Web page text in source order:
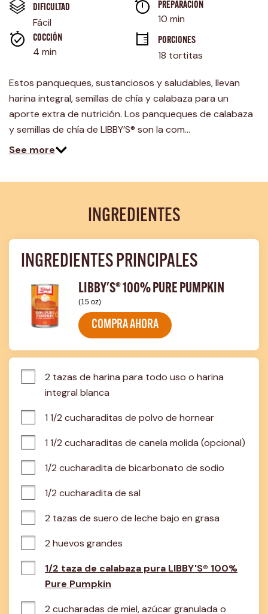
en
la
misma
página.
DIFICULTAD
Fácil
PREPARACIÓN
10 min
COCCIÓN
4 min
PORCIONES
18 tortitas
Estos panqueques, sustanciosos y saludables, llevan
harina integral, semillas de chía y calabaza para un
aporte extra de nutrición. Los panqueques de calabaza
y semillas de chía de LIBBY’S® son la com…
See more
INGREDIENTES
INGREDIENTES PRINCIPALES
LIBBY'S® 100% PURE PUMPKIN
(15 oz)
COMPRA AHORA
2 tazas de harina para todo uso o harina
integral blanca
1 1/2 cucharaditas de polvo de hornear
1 1/2 cucharaditas de canela molida (opcional)
1/2 cucharadita de bicarbonato de sodio
1/2 cucharadita de sal
2 tazas de suero de leche bajo en grasa
2 huevos grandes
1/2 taza de calabaza pura LIBBY'S® 100%
Pure Pumpkin
2 cucharadas de miel, azúcar granulada o